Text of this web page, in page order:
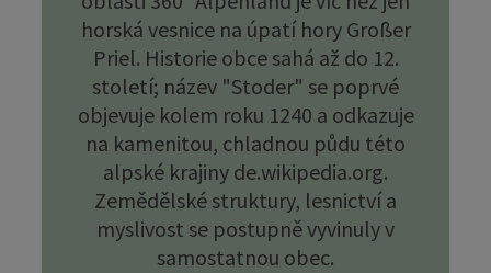
horská vesnice na úpatí hory Großer
Priel. Historie obce sahá až do 12.
století; název "Stoder" se poprvé
objevuje kolem roku 1240 a odkazuje
na kamenitou, chladnou půdu této
alpské krajiny de.wikipedia.org.
Zemědělské struktury, lesnictví a
myslivost se postupně vyvinuly v
samostatnou obec.